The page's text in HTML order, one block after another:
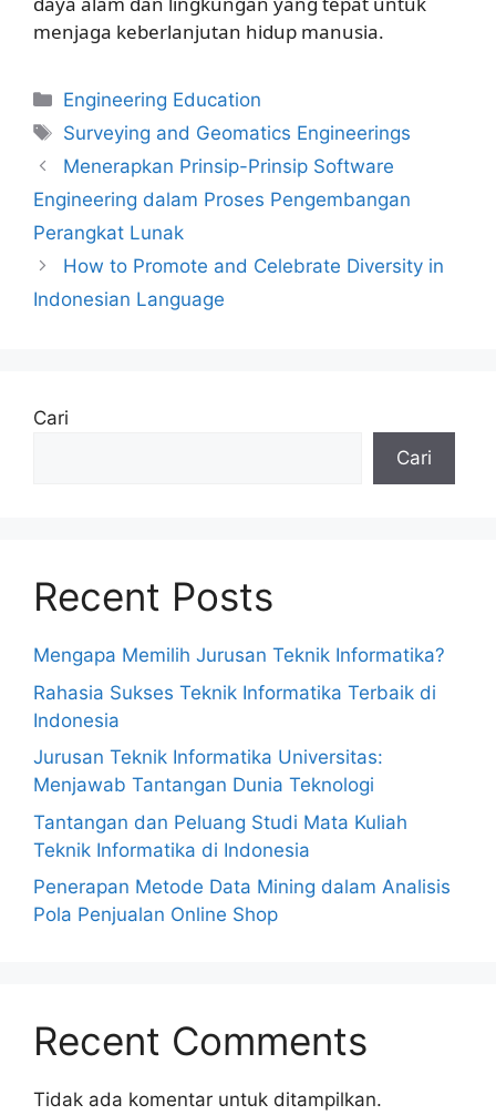
menjaga keberlanjutan hidup manusia.
Kategori
Engineering Education
Tag
Surveying and Geomatics Engineerings
Menerapkan Prinsip-Prinsip Software
Engineering dalam Proses Pengembangan
Perangkat Lunak
How to Promote and Celebrate Diversity in
Indonesian Language
Cari
Cari
Recent Posts
Mengapa Memilih Jurusan Teknik Informatika?
Rahasia Sukses Teknik Informatika Terbaik di
Indonesia
Jurusan Teknik Informatika Universitas:
Menjawab Tantangan Dunia Teknologi
Tantangan dan Peluang Studi Mata Kuliah
Teknik Informatika di Indonesia
Penerapan Metode Data Mining dalam Analisis
Pola Penjualan Online Shop
Recent Comments
Tidak ada komentar untuk ditampilkan.